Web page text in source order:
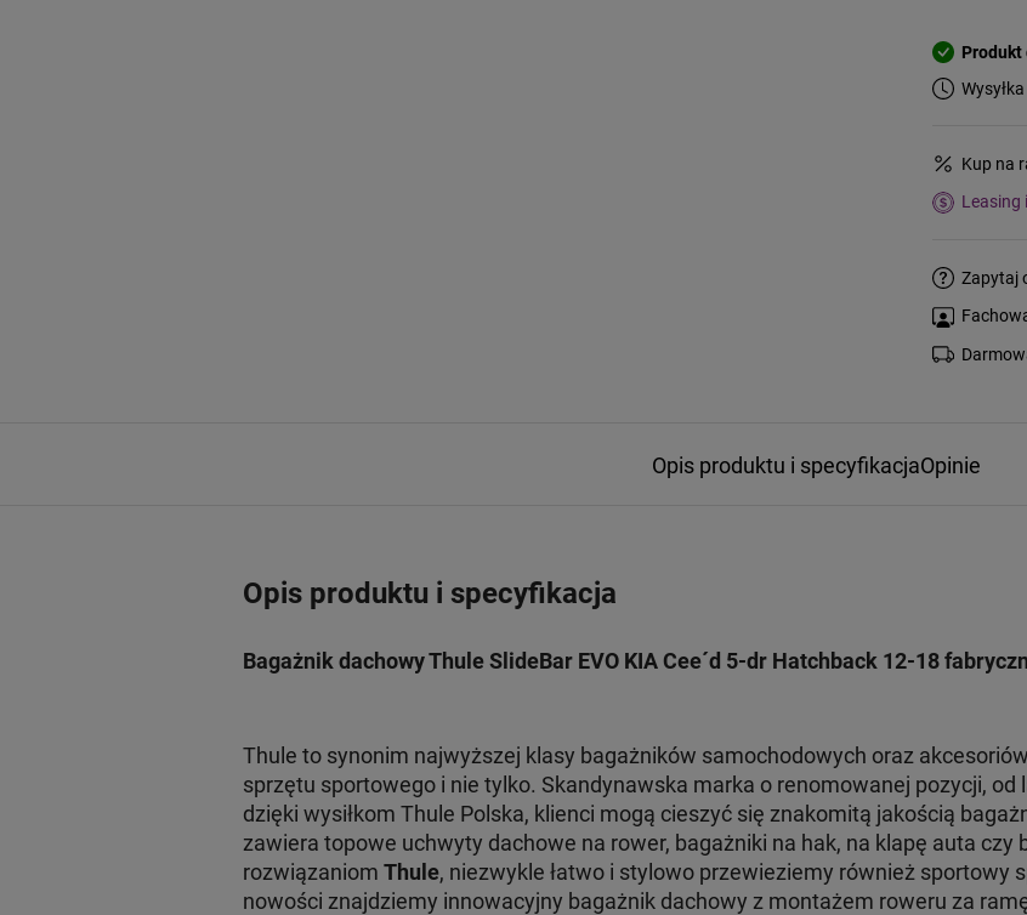
Produkt
Kup na
Leasing
Zapytaj
Opis produktu i specyfikacjaOpinie
Opis produktu i specyfikacja
Bagażnik dachowy Thule SlideBar EVO KIA Cee´d 5-dr Hatchback 12-18
Thule to synonim najwyższej klasy bagażników samochodowych oraz
sprzętu sportowego i nie tylko. Skandynawska marka o renomowanej pozycji, od
dzięki wysiłkom Thule Polska, klienci mogą cieszyć się znakomitą jakością
zawiera topowe uchwyty dachowe na rower, bagażniki na hak, na klapę auta czy
rozwiązaniom Thule, niezwykle łatwo i stylowo przewieziemy również sportowy
nowości znajdziemy innowacyjny bagażnik dachowy z montażem roweru za